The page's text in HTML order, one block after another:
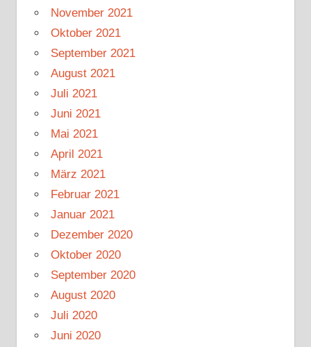
November 2021
Oktober 2021
September 2021
August 2021
Juli 2021
Juni 2021
Mai 2021
April 2021
März 2021
Februar 2021
Januar 2021
Dezember 2020
Oktober 2020
September 2020
August 2020
Juli 2020
Juni 2020